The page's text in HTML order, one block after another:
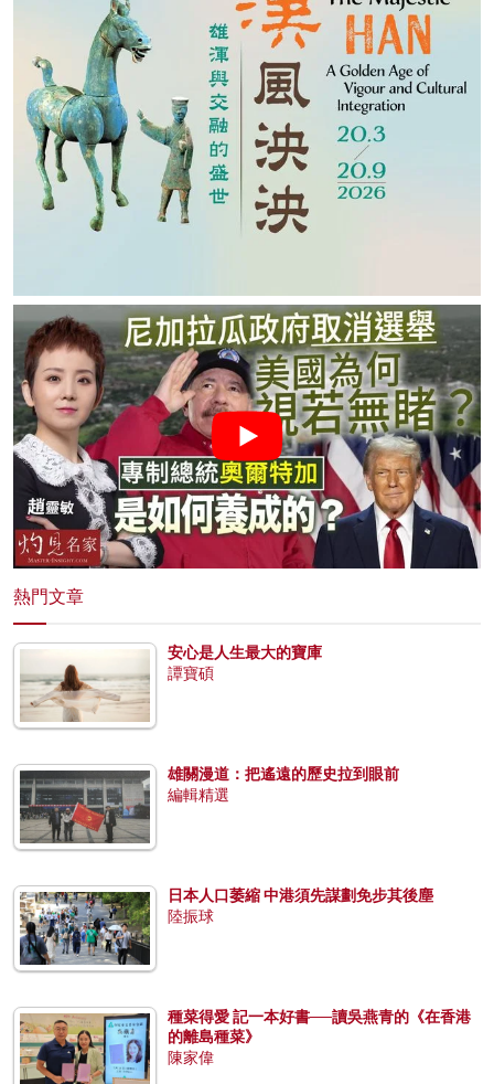
熱門文章
安心是人生最大的寶庫
譚寶碩
雄關漫道：把遙遠的歷史拉到眼前
編輯精選
日本人口萎縮 中港須先謀劃免步其後塵
陸振球
種菜得愛 記一本好書──讀吳燕青的《在香港
的離島種菜》
陳家偉